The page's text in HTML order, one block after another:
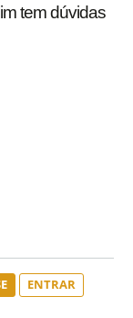
tem dúvidas